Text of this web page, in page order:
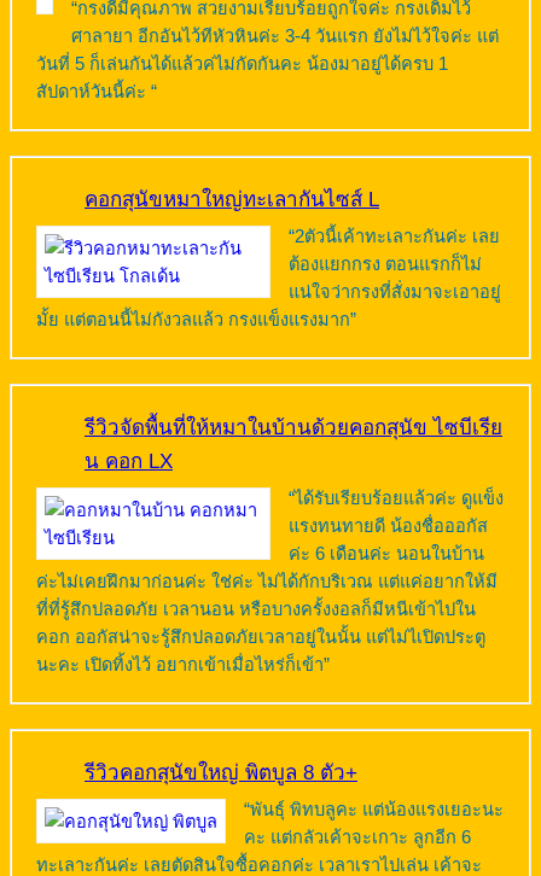
“กรงดีมีคุณภาพ สวยงามเรียบร้อยถูกใจค่ะ กรงเดิมไว้
ศาลายา อีกอันไว้ทีหัวหินค่ะ 3-4 วันแรก ยังไม่ไว้ใจค่ะ แต่
วันที่ 5 ก็เล่นกันได้แล้วค่ไม่กัดกันคะ น้องมาอยู่ได้ครบ 1
สัปดาห์วันนี้ค่ะ “
คอกสุนัขหมาใหญ่ทะเลากันไซส์ L
“2ตัวนี้เค้าทะเลาะกันค่ะ เลย
ต้องแยกกรง ตอนแรกก็ไม่
แน่ใจว่ากรงที่สั่งมาจะเอาอยู่
มั้ย แต่ตอนนี้ไม่กังวลแล้ว กรงแข็งแรงมาก”
รีวิวจัดพื้นที่ให้หมาในบ้านด้วยคอกสุนัข ไซบีเรีย
น คอก LX
“ได้รับเรียบร้อยแล้วค่ะ ดูแข็ง
แรงทนทายดี น้องชื่อออกัส
ค่ะ 6 เดือนค่ะ นอนในบ้าน
ค่ะไม่เคยฝึกมาก่อนค่ะ ใช่ค่ะ ไม่ได้กักบริเวณ แต่แค่อยากให้มี
ที่ที่รู้สึกปลอดภัย เวลานอน หรือบางครั้งงอลก็มีหนีเข้าไปใน
คอก ออกัสน่าจะรู้สึกปลอดภัยเวลาอยู่ในนั้น แต่ไม่ไเปิดประตู
นะคะ เปิดทิ้งไว้ อยากเข้าเมื่อไหร่ก็เข้า”
รีวิวคอกสุนัขใหญ่ พิตบูล 8 ตัว+
“พันธุ์ พิทบลูคะ แต่น้องแรงเยอะนะ
คะ แต่กลัวเค้าจะเกาะ ลูกอีก 6
ทะเลาะกันค่ะ เลยตัดสินใจซื้อคอกค่ะ เวลาเราไปเล่น เค้าจะ